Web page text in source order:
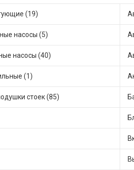
(19)
насосы (5)
насосы (40)
(1)
стоек (85)